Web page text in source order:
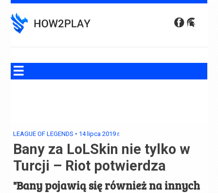
to
content
LEAGUE OF LEGENDS • 14 lipca 2019 r.
Bany za LoLSkin nie tylko w
Turcji – Riot potwierdza
"Bany pojawią się również na innych